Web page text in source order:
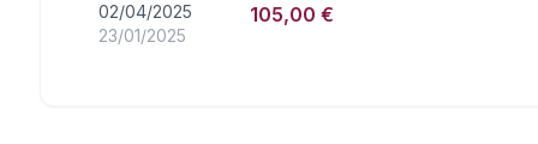
02/04/2025
23/01/2025
105,00 €